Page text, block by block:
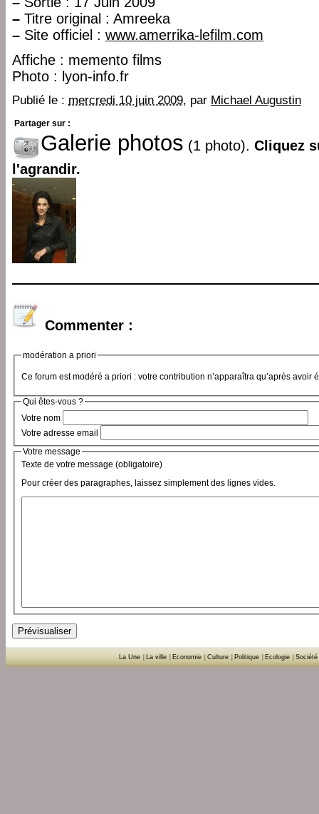
– Titre original : Amreeka
– Site officiel : www.amerrika-lefilm.com
Affiche : memento films
Photo : lyon-info.fr
Publié le : mercredi 10 juin 2009, par Michael Augustin
Partager sur :
Galerie photos (1 photo). Cliquez
l'agrandir.
Commenter :
modération a priori
Ce forum est modéré a priori : votre contribution n’apparaîtra qu’après avoir
Qui êtes-vous ?
Votre nom
Votre adresse email
Votre message
Texte de votre message (obligatoire)
Pour créer des paragraphes, laissez simplement des lignes vides.
La Une La ville Economie Culture Politique Ecologie Société